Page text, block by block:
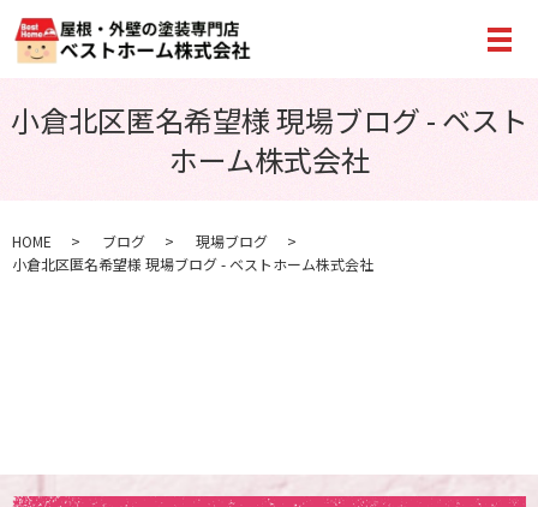
メ
小倉北区匿名希望様 現場ブログ - ベスト
ホーム株式会社
HOME ブログ
現場ブログ
小倉北区匿名希望様 現場ブログ - ベストホーム株式会社